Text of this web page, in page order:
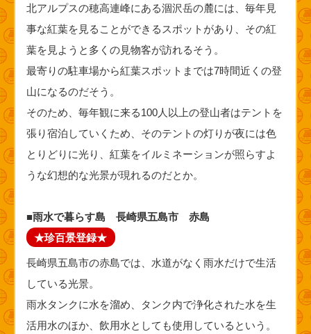
北アルプスの穂高連峰にある涸沢岳の麓には、毎年見
事な紅葉を見ることができるスポットがあり、その紅
葉を見ようと多くの見物客が訪れるそう。
最寄りの駐車場から紅葉スポットまでは7時間近くの登
山になるのだそう。
そのため、毎年観に来る100人以上の登山者はテントを
張り宿泊していくため、そのテントの灯りが夜には色
とりどりに光り、紅葉をイルミネーションが照らすよ
うな幻想的な光景が現れるのだとか。
■雨水で暮らす島 長崎県五島市 赤島
★珍百景登録★
長崎県五島市の赤島では、水道がなく雨水だけで生活
している光景。
雨水タンクに水を溜め、タンク内で浄化された水を生
活用水のほか、飲用水としても使用しているという。